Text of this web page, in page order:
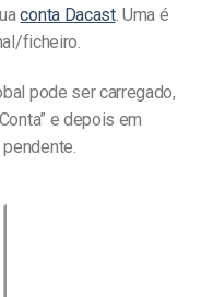
conta Dacast. Uma é
ficheiro.
pode ser carregado,
e depois em